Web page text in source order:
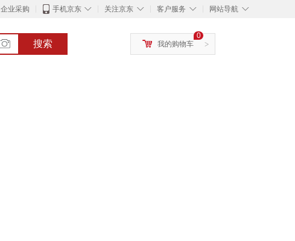
企业采购 ◇
手机京东 ◇
关注京东 ◇
客户服务 ◇
网站导航
搜索 >
0
我的购物车